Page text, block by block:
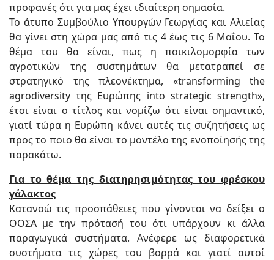
προφανές ότι για μας έχει ιδιαίτερη σημασία.
Το άτυπο Συμβούλιο Υπουργών Γεωργίας και Αλιείας
θα γίνει στη χώρα μας από τις 4 έως τις 6 Μαΐου. Το
θέμα του θα είναι, πως η ποικιλομορφία των
αγροτικών της συστημάτων θα μετατραπεί σε
στρατηγικό της πλεονέκτημα, «transforming the
agrodiversity της Ευρώπης into strategic strength»,
έτσι είναι ο τίτλος και νομίζω ότι είναι σημαντικό,
γιατί τώρα η Ευρώπη κάνει αυτές τις συζητήσεις ως
προς το ποιο θα είναι το μοντέλο της ενοποίησής της
παρακάτω.
Για το θέμα της διατηρησιμότητας του φρέσκου
γάλακτος
Κατανοώ τις προσπάθειες που γίνονται να δείξει ο
ΟΟΣΑ με την πρότασή του ότι υπάρχουν κι άλλα
παραγωγικά συστήματα. Ανέφερε ως διαφορετικά
συστήματα τις χώρες του βορρά και γιατί αυτοί